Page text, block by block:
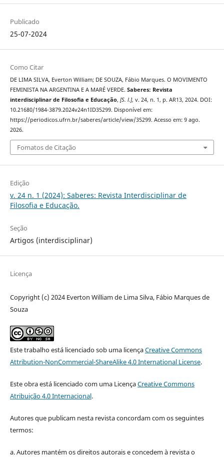
Publicado
25-07-2024
Como Citar
DE LIMA SILVA, Everton William; DE SOUZA, Fábio Marques. O MOVIMENTO
FEMINISTA NA ARGENTINA E A MARÉ VERDE. Saberes: Revista
interdisciplinar de Filosofia e Educação, [S. l.], v. 24, n. 1, p. AR13, 2024. DOI:
10.21680/1984-3879.2024v24n1ID35299. Disponível em:
https://periodicos.ufrn.br/saberes/article/view/35299. Acesso em: 9 ago.
2026.
Fomatos de Citação
Edição
v. 24 n. 1 (2024): Saberes: Revista Interdisciplinar de
Filosofia e Educação.
Seção
Artigos (interdisciplinar)
Licença
Copyright (c) 2024 Everton William de Lima Silva, Fábio Marques de
Souza
Este trabalho está licenciado sob uma licençaCreative Commons
Attribution-NonCommercial-ShareAlike 4.0 International License.
Este obra está licenciado com uma LicençaCreative Commons
Atribuição 4.0 Internacional.
Autores que publicam nesta revista concordam com os seguintes
termos:
a. Autores mantém os direitos autorais e concedem à revista o